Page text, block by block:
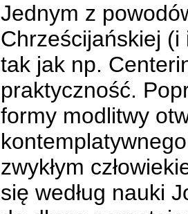
Jednym z
Chrześcijańskiej
tak jak np.
praktyczność.
formy modlitwy
zwykłym
się według nauki